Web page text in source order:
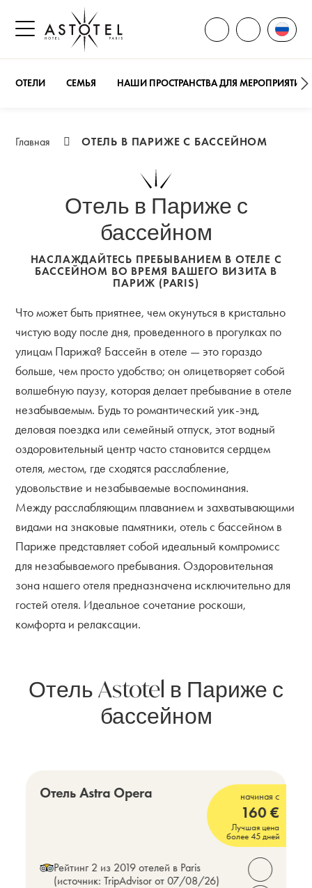
Открыть боковое меню
ОТКРЫТЬ ВСЕ
ОТЕЛИ СЕМЬЯ НАШИ ПРОСТРАНСТВА ДЛЯ МЕРОПРИЯТИЙ
Главная ОТЕЛЬ В ПАРИЖЕ С БАССЕЙНОМ
Отель в Париже с
бассейном
НАСЛАЖДАЙТЕСЬ ПРЕБЫВАНИЕМ В ОТЕЛЕ С
БАССЕЙНОМ ВО ВРЕМЯ ВАШЕГО ВИЗИТА В
ПАРИЖ (PARIS)
Что может быть приятнее, чем окунуться в кристально
чистую воду после дня, проведенного в прогулках по
улицам Парижа? Бассейн в отеле — это гораздо
больше, чем просто удобство; он олицетворяет собой
волшебную паузу, которая делает пребывание в отеле
незабываемым. Будь то романтический уик-энд,
деловая поездка или семейный отпуск, этот водный
оздоровительный центр часто становится сердцем
отеля, местом, где сходятся расслабление,
удовольствие и незабываемые воспоминания.
Между расслабляющим плаванием и захватывающими
видами на знаковые памятники, отель с бассейном в
Париже представляет собой идеальный компромисс
для незабываемого пребывания. Оздоровительная
зона нашего отеля предназначена исключительно для
гостей отеля. Идеальное сочетание роскоши,
комфорта и релаксации.
Отель Astotel в Париже с
бассейном
Отель Astra Opera начиная с
160€
Лучшая цена
более 45 дней
Рейтинг 2 из 2019 отелей в Paris
(источник: TripAdvisor от 07/08/26)
Открыть